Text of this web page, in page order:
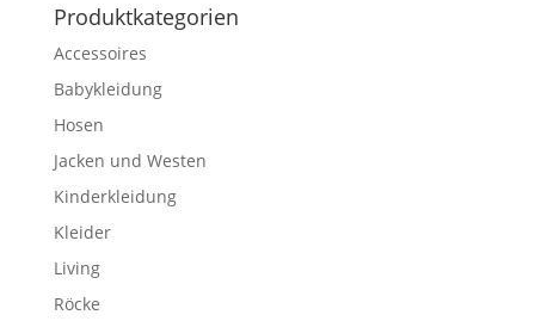
Produktkategorien
Accessoires
Babykleidung
Hosen
Jacken und Westen
Kinderkleidung
Kleider
Living
Röcke